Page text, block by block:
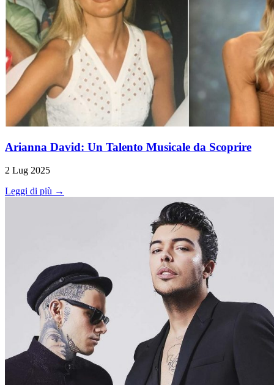
Arianna David: Un Talento Musicale da Scoprire
2 Lug 2025
Leggi di più →